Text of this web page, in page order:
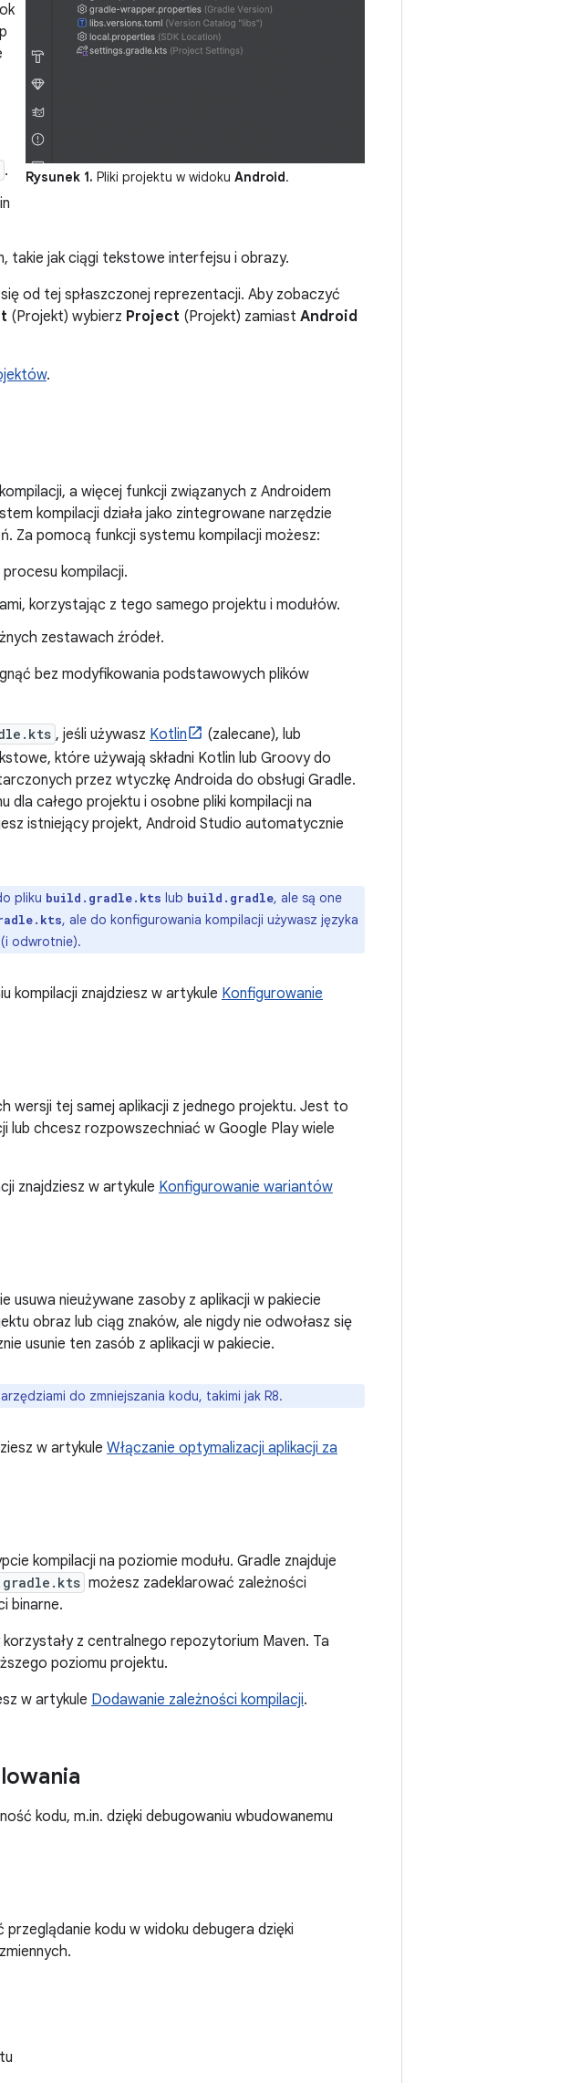
Rysunek 1. Pliki projektu w widoku Android.
.
takie jak ciągi tekstowe interfejsu i obrazy.
od tej spłaszczonej reprezentacji. Aby zobaczyć
(Projekt) wybierz Project (Projekt) zamiast Android
.
a więcej funkcji związanych z Androidem
kompilacji działa jako zintegrowane narzędzie
Za pomocą funkcji systemu kompilacji możesz:
kompilacji.
korzystając z tego samego projektu i modułów.
zestawach źródeł.
bez modyfikowania podstawowych plików
, jeśli używasz Kotlin (zalecane), lub
które używają składni Kotlin lub Groovy do
przez wtyczkę Androida do obsługi Gradle.
dla całego projektu i osobne pliki kompilacji na
istniejący projekt, Android Studio automatycznie
pliku build.gradle.kts lub build.gradle, ale są one
, ale do konfigurowania kompilacji używasz języka
(i odwrotnie).
kompilacji znajdziesz w artykule Konfigurowanie
wersji tej samej aplikacji z jednego projektu. Jest to
lub chcesz rozpowszechniać w Google Play wiele
znajdziesz w artykule Konfigurowanie wariantów
nieużywane zasoby z aplikacji w pakiecie
obraz lub ciąg znaków, ale nigdy nie odwołasz się
usunie ten zasób z aplikacji w pakiecie.
do zmniejszania kodu, takimi jak R8.
w artykule Włączanie optymalizacji aplikacji za
kompilacji na poziomie modułu. Gradle znajduje
możesz zadeklarować zależności
binarne.
z centralnego repozytorium Maven. Ta
poziomu projektu.
w artykule Dodawanie zależności kompilacji.
kodu, m.in. dzięki debugowaniu wbudowanemu
kodu w widoku debugera dzięki